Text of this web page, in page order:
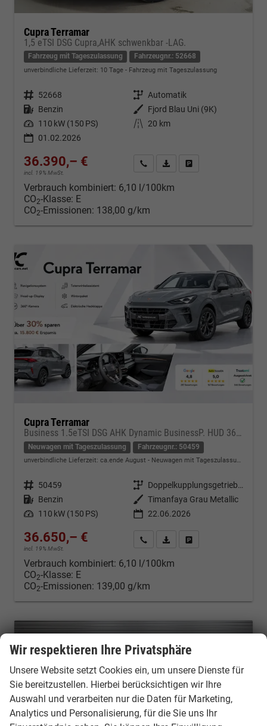
Cupra Terramar
1,5 eTSI DSG Cupra,AHK schwenkbar -LAG.
Fahrzeug mit Tageszulassung Fahrzeugnr.: 52668
unverbindliche Lieferzeit: 10 Tage Fahrzeug mit Tageszulassung
Fahrzeugnr. 52668 Getriebe Automatik
Kraftstoff Benzin Außenfarbe Fjord Blau Uni (9K)
Leistung 110 kW (150 PS) Kilometerstand
20 km
01.02.2026
36.390,– €
incl. 19% MwSt.
Kontakt & Angebot anfordern
PDF-Datei, Fahrzeugexposé
Verbrauch kombiniert: 6,10 l/100km
CO2-Klasse: E
CO2-Emissionen: 138,00 g/km
Cupra Terramar
Business 1.5eTSI DSG AHK Dynamic BusinessP. HUD 360Cam DGE Paket - DIGITAL DRIVE INTELLIGENT L Gepäcktrennnetz
Neuwagen mit Tageszulassung Fahrzeugnr.: 50459
unverbindliche Lieferzeit: ca.ende August Neuwagen mit Tageszulassung
Fahrzeugnr. 50459 Getriebe
Doppelkupplungsgetriebe (DSG)
Kraftstoff Benzin Außenfarbe Timanfaya Grau Metallic
Leistung 110 kW (150 PS) 22.06.2026
36.650,– €
incl. 19% MwSt.
Kontakt & Angebot anfordern
PDF-Datei, Fahrzeugexposé
Verbrauch kombiniert: 6,10 l/100km
CO2-Klasse: E
CO2-Emissionen: 139,00 g/km
Wir respektieren Ihre Privatsphäre
Unsere Website setzt Cookies ein, um unsere Dienste für
Sie bereitzustellen. Hierbei berücksichtigen wir Ihre
Auswahl und verarbeiten nur die Daten für Marketing,
Analytics und Personalisierung, für die Sie uns Ihr